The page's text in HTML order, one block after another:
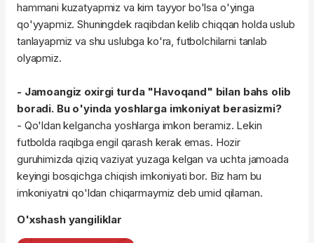
hammani kuzatyapmiz va kim tayyor bo'lsa o'yinga
qo'yyapmiz. Shuningdek raqibdan kelib chiqqan holda uslub
tanlayapmiz va shu uslubga ko'ra, futbolchilarni tanlab
olyapmiz.
- Jamoangiz oxirgi turda "Havoqand" bilan bahs olib
boradi. Bu o'yinda yoshlarga imkoniyat berasizmi?
- Qo'ldan kelgancha yoshlarga imkon beramiz. Lekin
futbolda raqibga engil qarash kerak emas. Hozir
guruhimizda qiziq vaziyat yuzaga kelgan va uchta jamoada
keyingi bosqichga chiqish imkoniyati bor. Biz ham bu
imkoniyatni qo'ldan chiqarmaymiz deb umid qilaman.
O'xshash yangiliklar